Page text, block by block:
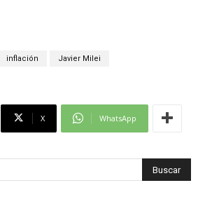
inflación Javier Milei
X WhatsApp